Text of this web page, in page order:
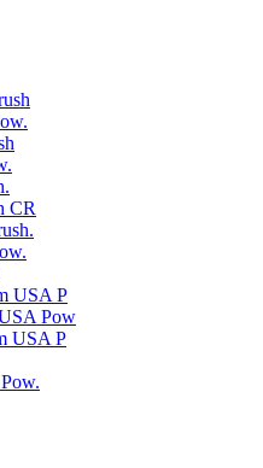
CR
USA P
Pow
USA P